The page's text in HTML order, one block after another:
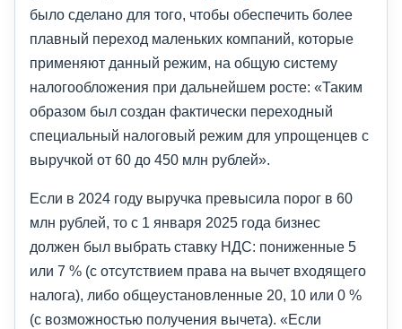
было сделано для того, чтобы обеспечить более
плавный переход маленьких компаний, которые
применяют данный режим, на общую систему
налогообложения при дальнейшем росте: «Таким
образом был создан фактически переходный
специальный налоговый режим для упрощенцев с
выручкой от 60 до 450 млн рублей».
Если в 2024 году выручка превысила порог в 60
млн рублей, то с 1 января 2025 года бизнес
должен был выбрать ставку НДС: пониженные 5
или 7 % (с отсутствием права на вычет входящего
налога), либо общеустановленные 20, 10 или 0 %
(с возможностью получения вычета). «Если